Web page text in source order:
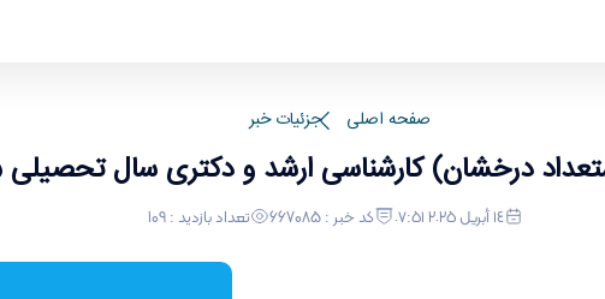
صفحه اصلی جزئیات خبر
کارشناسی ارشد و دکتری سال تحصیلی 1405-1404 دانشگاه اراک
١٤ أبريل ٢٠٢٥ ٠٧:٥١ کد خبر : 667085 تعداد بازدید : 109